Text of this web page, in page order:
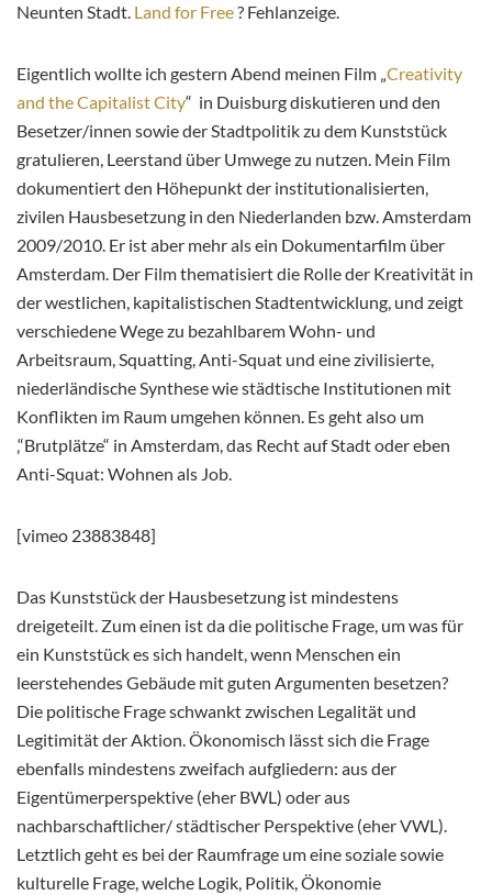
Neunten Stadt. Land for Free? Fehlanzeige.
Eigentlich wollte ich gestern Abend meinen Film „Creativity
and the Capitalist City“ in Duisburg diskutieren und den
Besetzer/innen sowie der Stadtpolitik zu dem Kunststück
gratulieren, Leerstand über Umwege zu nutzen. Mein Film
dokumentiert den Höhepunkt der institutionalisierten,
zivilen Hausbesetzung in den Niederlanden bzw. Amsterdam
2009/2010. Er ist aber mehr als ein Dokumentarfilm über
Amsterdam. Der Film thematisiert die Rolle der Kreativität in
der westlichen, kapitalistischen Stadtentwicklung, und zeigt
verschiedene Wege zu bezahlbarem Wohn- und
Arbeitsraum, Squatting, Anti-Squat und eine zivilisierte,
niederländische Synthese wie städtische Institutionen mit
Konflikten im Raum umgehen können. Es geht also um
‚“Brutplätze“ in Amsterdam, das Recht auf Stadt oder eben
Anti-Squat: Wohnen als Job.
[vimeo 23883848]
Das Kunststück der Hausbesetzung ist mindestens
dreigeteilt. Zum einen ist da die politische Frage, um was für
ein Kunststück es sich handelt, wenn Menschen ein
leerstehendes Gebäude mit guten Argumenten besetzen?
Die politische Frage schwankt zwischen Legalität und
Legitimität der Aktion. Ökonomisch lässt sich die Frage
ebenfalls mindestens zweifach aufgliedern: aus der
Eigentümerperspektive (eher BWL) oder aus
nachbarschaftlicher/ städtischer Perspektive (eher VWL).
Letztlich geht es bei der Raumfrage um eine soziale sowie
kulturelle Frage, welche Logik, Politik, Ökonomie